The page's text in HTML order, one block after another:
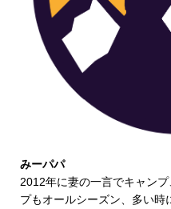
みーパパ
2012年に妻の一言でキャン
プもオールシーズン、多い